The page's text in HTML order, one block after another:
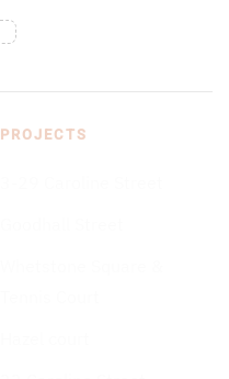
PROJECTS